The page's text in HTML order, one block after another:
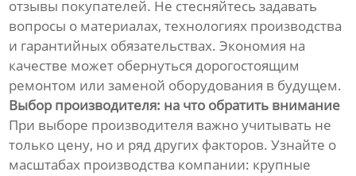
отзывы покупателей. Не стесняйтесь задавать
вопросы о материалах, технологиях производства
и гарантийных обязательствах. Экономия на
качестве может обернуться дорогостоящим
ремонтом или заменой оборудования в будущем.
Выбор производителя: на что обратить внимание
При выборе производителя важно учитывать не
только цену, но и ряд других факторов. Узнайте о
масштабах производства компании: крупные